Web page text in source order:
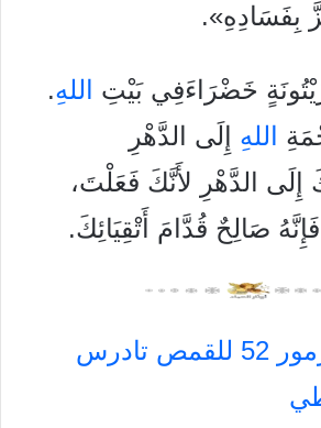
بِفَسَادِهِ».
اللهِ.
الله ِ إِلَى الدَّهْرِ
9أَحْمَدُكَ إِلَى الدَّهْرِ لأَنَّكَ فَعَلْتَ،
صَالِحٌ قُدَّامَ أَتْقِيَائِكَ.
تفسير المزمور 52 للقمص تادرس